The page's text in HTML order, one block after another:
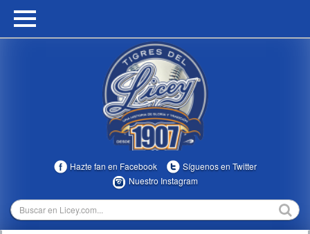
HOME
MULTIMEDIA
Hazte fan en Facebook
Síguenos en Twitter
Nuestro Instagram